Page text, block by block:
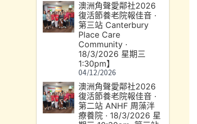
澳洲角聲愛鄰社2026
復活節養老院報佳音 ·
第三站 Canterbury
Place Care
Community ·
18/3/2026 星期三
1:30pm】
04/12/2026
澳洲角聲愛鄰社2026
復活節養老院報佳音 ·
第二站 ANHF 周藻泮
療養院 · 18/3/2026 星